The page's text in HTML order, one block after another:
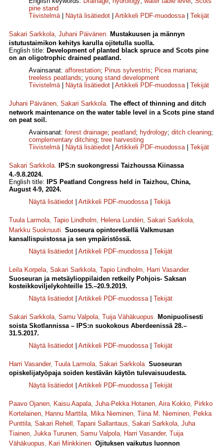
pine stand
Tiivistelmä| Näytä lisätiedot Artikkeli PDF-muodossa| Tekijät
Sakari Sarkkola, Juhani Päivänen. Mustakuusen ja männyn
istutustaimikon kehitys karulla ojitetulla suolla.
English title: Development of planted black spruce and Scots pine
on an oligotrophic drained peatland.
Avainsanat: afforestation; Pinus sylvestris; Picea mariana;
treeless peatlands; young stand development
Tiivistelmä| Näytä lisätiedot Artikkeli PDF-muodossa| Tekijät
Juhani Päivänen, Sakari Sarkkola. The effect of thinning and ditch
network maintenance on the water table level in a Scots pine stand
on peat soil.
Avainsanat: forest drainage; peatland; hydrology; ditch cleaning;
complementary ditching; tree harvesting
Tiivistelmä| Näytä lisätiedot Artikkeli PDF-muodossa| Tekijät
Sakari Sarkkola.
IPS:n suokongressi Taizhoussa Kiinassa
4.-9.8.2024.
English title:
IPS Peatland Congress held in Taizhou, China,
August 4-9, 2024.
Näytä lisätiedot
Artikkeli PDF-muodossa| Tekijä
Tuula Larmola, Tapio Lindholm, Helena Lundén, Sakari Sarkkola,
Markku Suoknuuti. Suoseura opintoretkellä Valkmusan
kansallispuistossa ja sen ympäristössä.
Näytä lisätiedot
Artikkeli PDF-muodossa| Tekijät
Leila Korpela, Sakari Sarkkola, Tapio Lindholm, Harri Vasander.
Suoseuran ja metsäylioppilaiden retkeily Pohjois- Saksan
kosteikkoviljelykohteille 15.–20.9.2019.
Näytä lisätiedot
Artikkeli PDF-muodossa| Tekijät
Sakari Sarkkola, Samu Valpola, Tuija Vähäkuopus. Monipuolisesti
soista Skotlannissa – IPS:n suokokous Aberdeenissä 28.–
31.5.2017.
Näytä lisätiedot
Artikkeli PDF-muodossa| Tekijät
Harri Vasander, Tuula Larmola, Sakari Sarkkola. Suoseuran
opiskelijatyöpaja soiden kestävän käytön tulevaisuudesta.
Näytä lisätiedot
Artikkeli PDF-muodossa| Tekijät
Paavo Ojanen, Kaisu Aapala, Juha-Pekka Hotanen, Aira Kokko, Pirkko
Kortelainen, Hannu Marttila, Mika Nieminen, Tiina M. Nieminen, Pekka
Punttila, Sakari Rehell , Tapani Sallantaus, Sakari Sarkkola, Juha
Tiainen, Jukka Turunen, Samu Valpola, Harri Vasander, Tuija
Vähäkuopus, Kari Minkkinen. Ojituksen vaikutus luonnon